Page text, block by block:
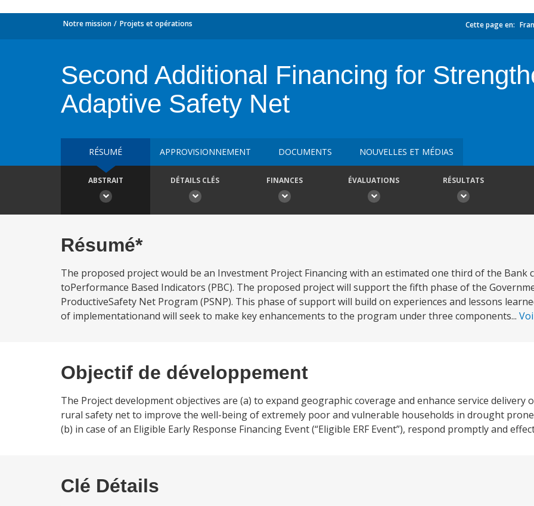
Notre mission Projets et opérations Cette page en:
Second Additional Financing for
Adaptive Safety Net
RÉSUMÉ APPROVISIONNEMENT DOCUMENTS NOUVELLES ET MÉDIAS
ABSTRAIT DÉTAILS CLÉS FINANCES ÉVALUATIONS RÉSULTATS
Résumé*
The proposed project would be an Investment Project Financing with an estimated one third of the Bank
toPerformance Based Indicators (PBC). The proposed project will support the fifth phase of the
ProductiveSafety Net Program (PSNP). This phase of support will build on experiences and lessons
of implementationand will seek to make key enhancements to the program under three components...
Objectif de développement
The Project development objectives are (a) to expand geographic coverage and enhance service delivery
rural safety net to improve the well-being of extremely poor and vulnerable households in drought
(b) in case of an Eligible Early Response Financing Event (“Eligible ERF Event”), respond promptly and
Clé Détails